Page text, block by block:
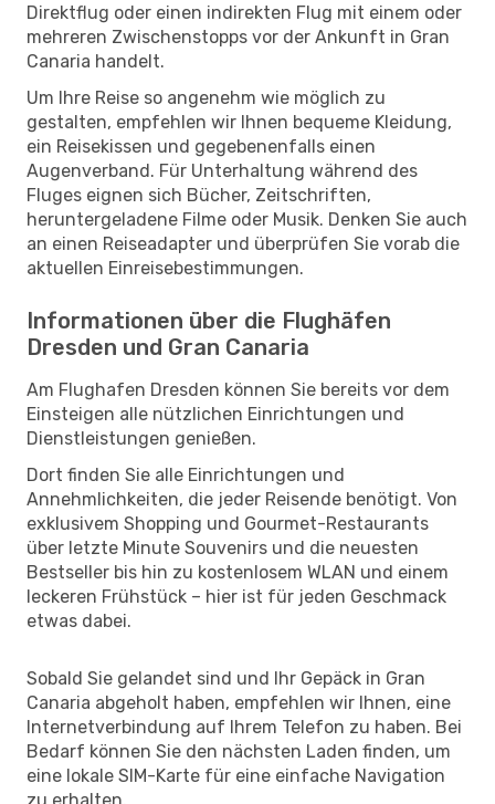
Direktflug oder einen indirekten Flug mit einem oder
mehreren Zwischenstopps vor der Ankunft in Gran
Canaria handelt.
Um Ihre Reise so angenehm wie möglich zu
gestalten, empfehlen wir Ihnen bequeme Kleidung,
ein Reisekissen und gegebenenfalls einen
Augenverband. Für Unterhaltung während des
Fluges eignen sich Bücher, Zeitschriften,
heruntergeladene Filme oder Musik. Denken Sie auch
an einen Reiseadapter und überprüfen Sie vorab die
aktuellen Einreisebestimmungen.
Informationen über die Flughäfen
Dresden und Gran Canaria
Am Flughafen Dresden können Sie bereits vor dem
Einsteigen alle nützlichen Einrichtungen und
Dienstleistungen genießen.
Dort finden Sie alle Einrichtungen und
Annehmlichkeiten, die jeder Reisende benötigt. Von
exklusivem Shopping und Gourmet-Restaurants
über letzte Minute Souvenirs und die neuesten
Bestseller bis hin zu kostenlosem WLAN und einem
leckeren Frühstück – hier ist für jeden Geschmack
etwas dabei.
Sobald Sie gelandet sind und Ihr Gepäck in Gran
Canaria abgeholt haben, empfehlen wir Ihnen, eine
Internetverbindung auf Ihrem Telefon zu haben. Bei
Bedarf können Sie den nächsten Laden finden, um
eine lokale SIM-Karte für eine einfache Navigation